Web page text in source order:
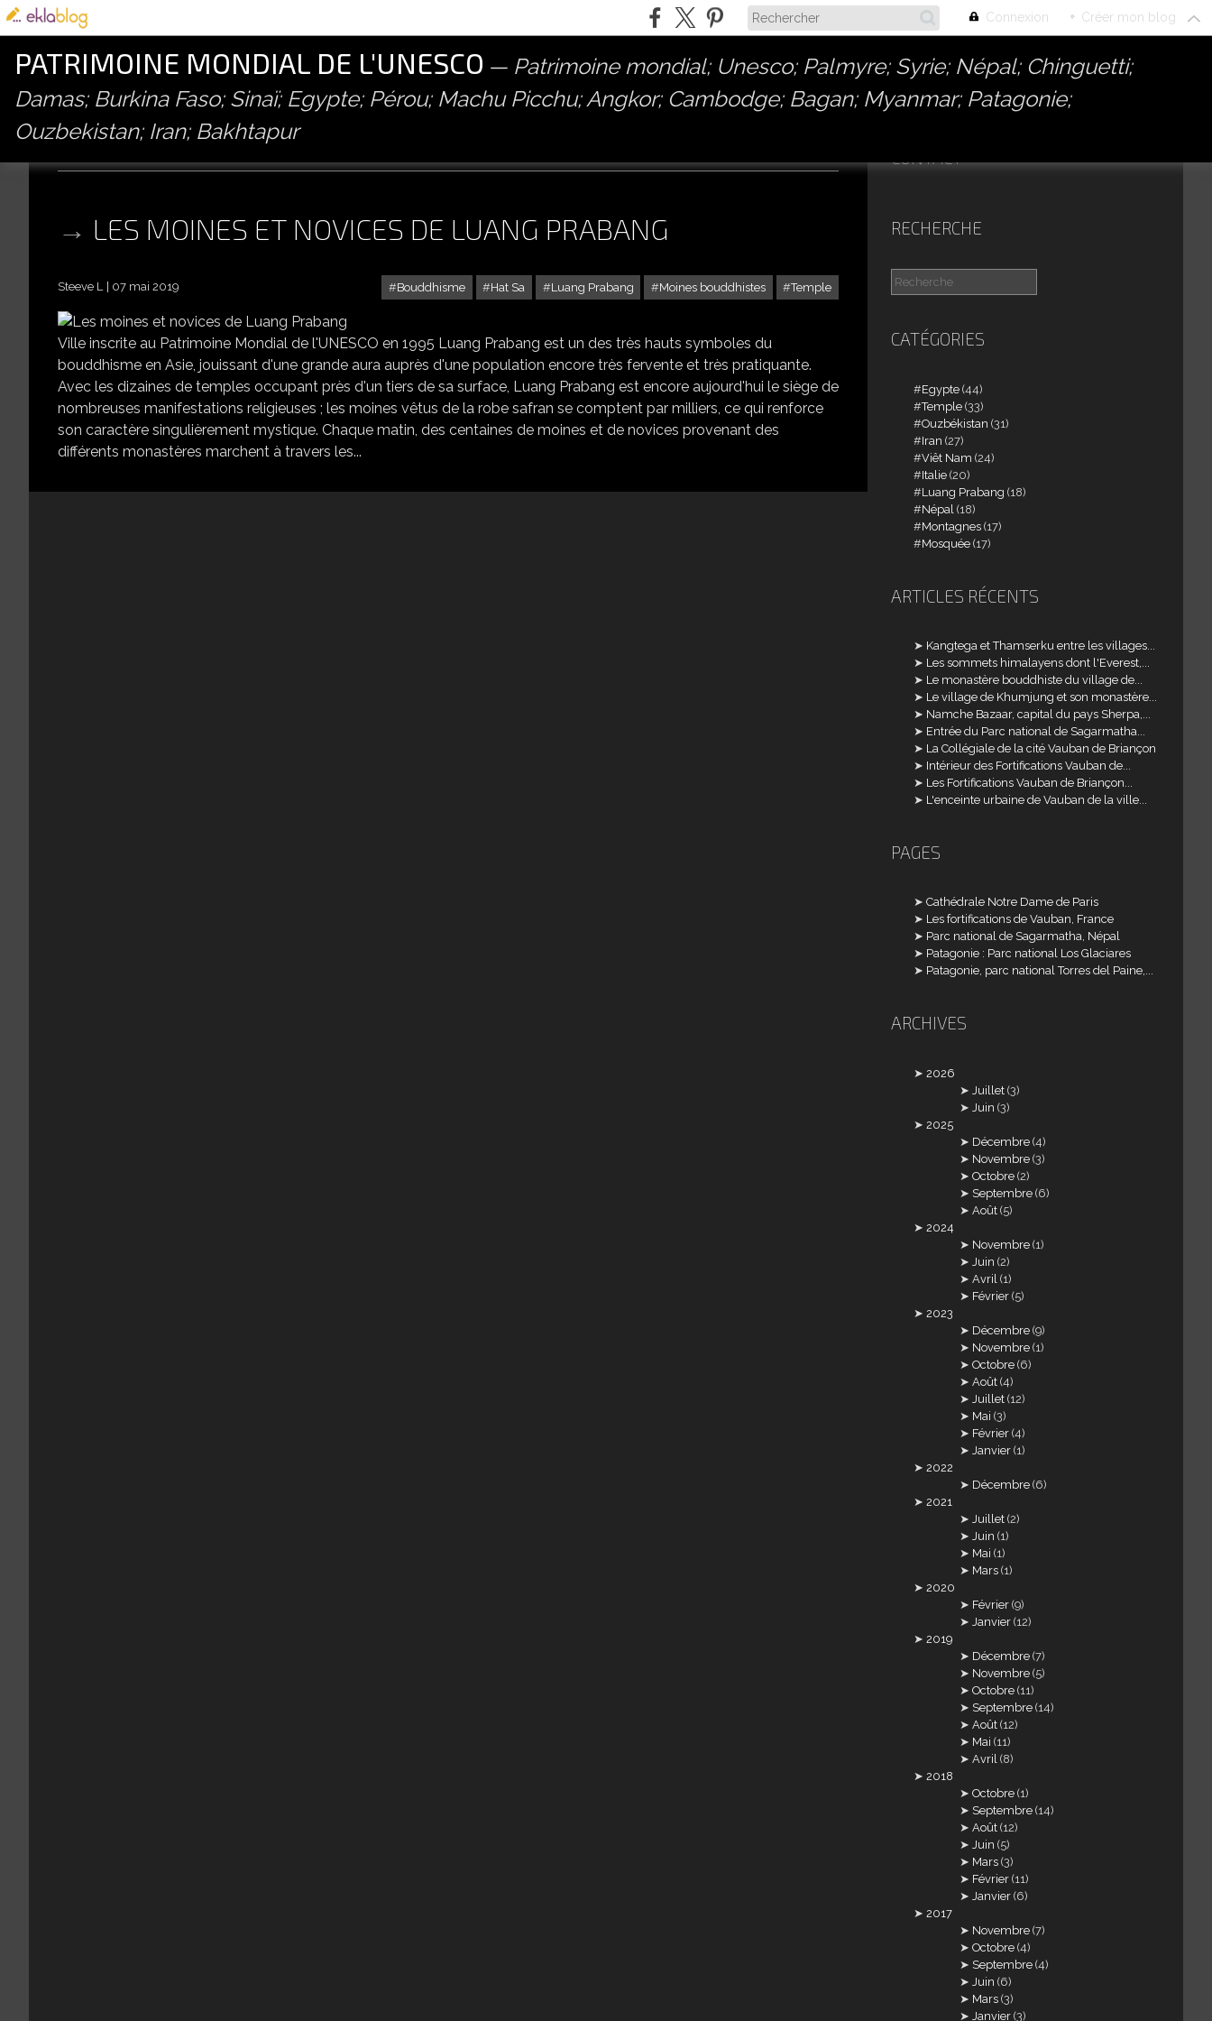
Connexion + Créer mon blog
PATRIMOINE MONDIAL DE L'UNESCO
Patrimoine mondial; Unesco; Palmyre; Syrie; Népal; Chinguetti;
Damas; Burkina Faso; Sinaï; Egypte; Pérou; Machu Picchu; Angkor; Cambodge; Bagan; Myanmar; Patagonie;
Ouzbekistan; Iran; Bakhtapur
LES MOINES ET NOVICES DE LUANG PRABANG
Bouddhisme Hat Sa Luang Prabang Moines bouddhistes Temple
Steeve L 07 mai 2019 LES MOINES ET NOVICES DE LUANG PRABANG
Ville inscrite au Patrimoine Mondial de l'UNESCO en 1995 Luang Prabang est un des très hauts symboles du
bouddhisme en Asie, jouissant d'une grande aura auprès d'une population encore très fervente et très pratiquante.
Avec les dizaines de temples occupant près d'un tiers de sa surface, Luang Prabang est encore aujourd'hui le siège de
nombreuses manifestations religieuses ; les moines vêtus de la robe safran se comptent par milliers, ce qui renforce
son caractère singulièrement mystique. Chaque matin, des centaines de moines et de novices provenant des
différents monastères marchent à travers les...
CONTACT
RECHERCHE
CATÉGORIES
Egypte (44)
Temple (33)
Ouzbékistan (31)
Iran (27)
Viêt Nam (24)
Italie (20)
Luang Prabang (18)
Népal (18)
Montagnes (17)
Mosquée (17)
ARTICLES RÉCENTS
Kangtega et Thamserku entre les villages...
Les sommets himalayens dont l'Everest,...
Le monastère bouddhiste du village de...
Le village de Khumjung et son monastère...
Namche Bazaar, capital du pays Sherpa,...
Entrée du Parc national de Sagarmatha...
La Collégiale de la cité Vauban de Briançon
Intérieur des Fortifications Vauban de...
Les Fortifications Vauban de Briançon...
L'enceinte urbaine de Vauban de la ville...
PAGES
Cathédrale Notre Dame de Paris
Les fortifications de Vauban, France
Parc national de Sagarmatha, Népal
Patagonie : Parc national Los Glaciares
Patagonie, parc national Torres del Paine,...
ARCHIVES
2026
Juillet (3)
Juin (3)
2025
Décembre (4)
Novembre (3)
Octobre (2)
Septembre (6)
Août (5)
2024
Novembre (1)
Juin (2)
Avril (1)
Février (5)
2023
Décembre (9)
Novembre (1)
Octobre (6)
Août (4)
Juillet (12)
Mai (3)
Février (4)
Janvier (1)
2022
Décembre (6)
2021
Juillet (2)
Juin (1)
Mai (1)
Mars (1)
2020
Février (9)
Janvier (12)
2019
Décembre (7)
Novembre (5)
Octobre (11)
Septembre (14)
Août (12)
Mai (11)
Avril (8)
2018
Octobre (1)
Septembre (14)
Août (12)
Juin (5)
Mars (3)
Février (11)
Janvier (6)
2017
Novembre (7)
Octobre (4)
Septembre (4)
Juin (6)
Mars (3)
Janvier (3)